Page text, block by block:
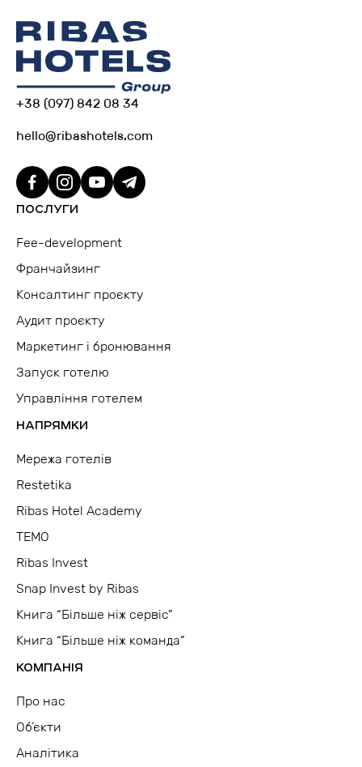
ПОСЛУГИ
Fee-development
Франчайзинг
Консалтинг проєкту
Аудит проєкту
Маркетинг і бронювання
Запуск готелю
Управління готелем
НАПРЯМКИ
Мережа готелів
Restetika
Ribas Hotel Academy
TEMO
Ribas Invest
Snap Invest by Ribas
Книга “Більше ніж сервіс”
Книга “Більше ніж команда”
КОМПАНІЯ
Про нас
Об’єкти
Аналітика
+38 (097) 842 08 34
hello@ribashotels.com